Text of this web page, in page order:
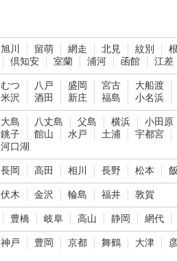
旭川 留萌 網走 北見 紋別
倶知安 室蘭 浦河 函館 江差
むつ 八戸 盛岡 宮古
大船渡
米沢 酒田 新庄 福島 小名浜
大島 八丈島 父島 横浜
小田原
銚子 館山 水戸 土浦
宇都宮
河口湖
長岡 高田 相川 長野 松本
伏木 金沢 輪島 福井 敦賀
豊橋 岐阜 高山 静岡 網代
神戸 豊岡 京都 舞鶴 大津